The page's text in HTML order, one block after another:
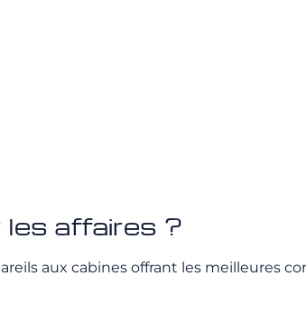
affaires ?
aux cabines offrant les meilleures